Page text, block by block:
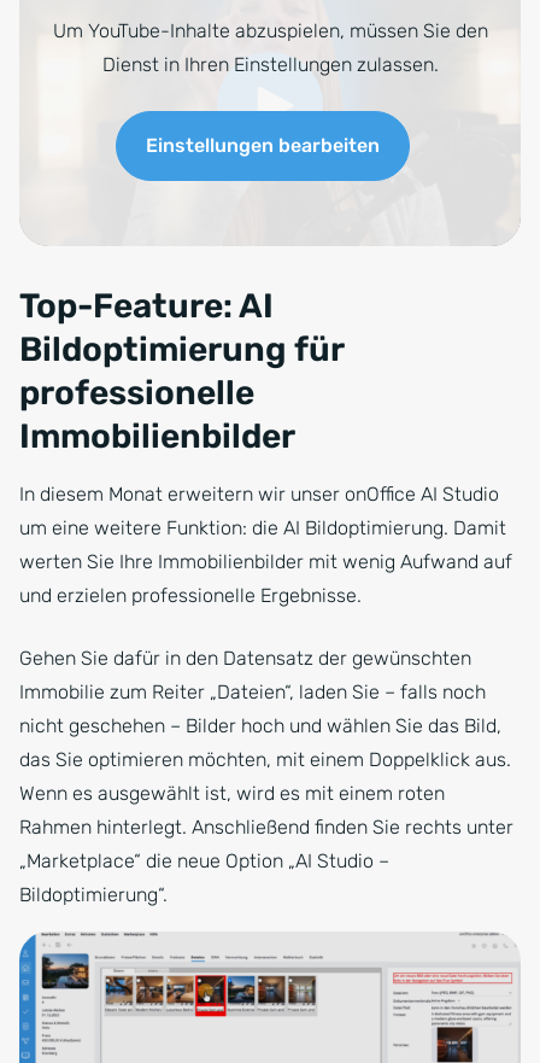
Um YouTube-Inhalte abzuspielen, müssen Sie den
Dienst in Ihren Einstellungen zulassen.
Einstellungen bearbeiten
Top-Feature: AI
Bildoptimierung für
professionelle
Immobilienbilder
In diesem Monat erweitern wir unser onOffice AI Studio
um eine weitere Funktion: die AI Bildoptimierung. Damit
werten Sie Ihre Immobilienbilder mit wenig Aufwand auf
und erzielen professionelle Ergebnisse.
Gehen Sie dafür in den Datensatz der gewünschten
Immobilie zum Reiter „Dateien“, laden Sie – falls noch
nicht geschehen – Bilder hoch und wählen Sie das Bild,
das Sie optimieren möchten, mit einem Doppelklick aus.
Wenn es ausgewählt ist, wird es mit einem roten
Rahmen hinterlegt. Anschließend finden Sie rechts unter
„Marketplace“ die neue Option „AI Studio –
Bildoptimierung“.